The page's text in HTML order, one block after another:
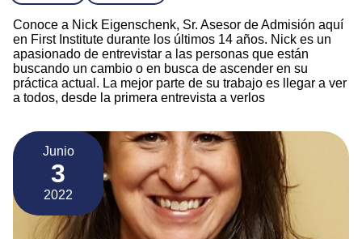
Conoce a Nick Eigenschenk, Sr. Asesor de Admisión aquí
en First Institute durante los últimos 14 años. Nick es un
apasionado de entrevistar a las personas que están
buscando un cambio o en busca de ascender en su
práctica actual. La mejor parte de su trabajo es llegar a ver
a todos, desde la primera entrevista a verlos
Junio
3
2022